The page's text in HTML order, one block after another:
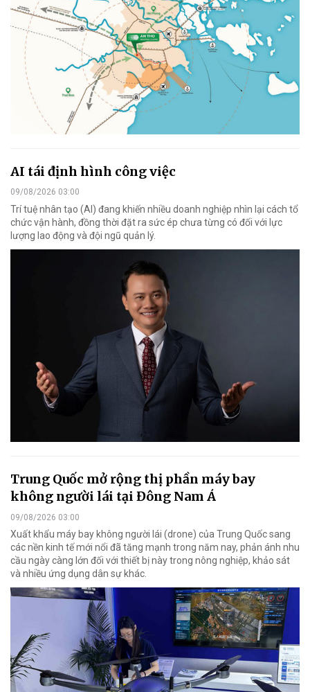
AI tái định hình công việc
09/08/2026 03:00
Trí tuệ nhân tạo (AI) đang khiến nhiều doanh nghiệp nhìn lại cách tổ
chức vận hành, đồng thời đặt ra sức ép chưa từng có đối với lực
lượng lao động và đội ngũ quản lý.
Trung Quốc mở rộng thị phần máy bay
không người lái tại Đông Nam Á
09/08/2026 03:00
Xuất khẩu máy bay không người lái (drone) của Trung Quốc sang
các nền kinh tế mới nổi đã tăng mạnh trong năm nay, phản ánh nhu
cầu ngày càng lớn đối với thiết bị này trong nông nghiệp, khảo sát
và nhiều ứng dụng dân sự khác.